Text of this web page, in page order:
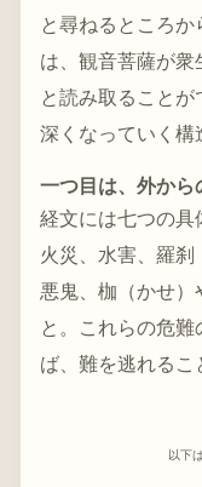
と尋ねるところか
は、観音菩薩が衆
と読み取ること
深くなっていく構
一つ目は、外から
経文には七つの具
火災、水害、羅刹
悪鬼、枷（かせ）
と。これらの危
ば、難を逃れるこ
以下